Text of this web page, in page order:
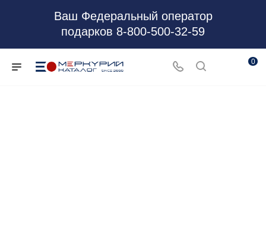
Ваш Федеральный оператор
подарков 8-800-500-32-59
0